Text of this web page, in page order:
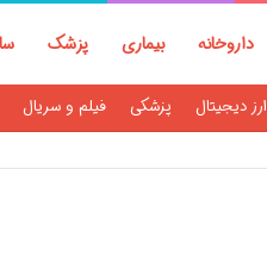
داروخانه بیماری پزشک
ارز دیجیتال پزشکی فیلم و سریال